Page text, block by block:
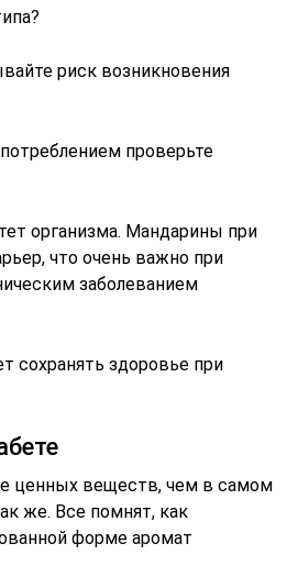
риск возникновения
проверьте
организма. Мандарины при
что очень важно при
заболеванием
сохранять здоровье при
ценных веществ, чем в самом
же. Все помнят, как
форме аромат